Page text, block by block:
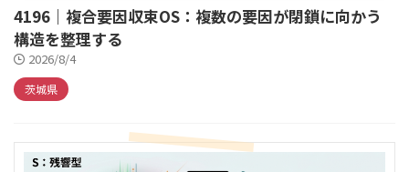
4196｜複合要因収束OS：複数の要因が閉鎖に向かう
構造を整理する
2026/8/4
茨城県